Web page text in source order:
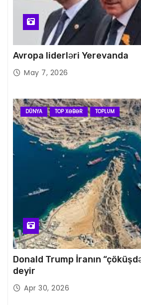
Avropa liderləri Yerevanda
May 7, 2026
DÜNYA TOP XƏBƏR TOPLUM
Donald Trump İranın
deyir
Apr 30, 2026